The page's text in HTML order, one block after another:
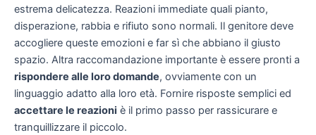
estrema delicatezza. Reazioni immediate quali pianto,
disperazione, rabbia e rifiuto sono normali. Il genitore deve
accogliere queste emozioni e far sì che abbiano il giusto
spazio. Altra raccomandazione importante è essere pronti a
rispondere alle loro domande, ovviamente con un
linguaggio adatto alla loro età. Fornire risposte semplici ed
accettare le reazioni è il primo passo per rassicurare e
tranquillizzare il piccolo.